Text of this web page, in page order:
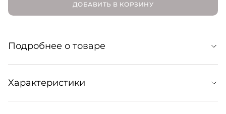
ДОБАВИТЬ В КОРЗИНУ
Подробнее о товаре
Стильные широкие джинсы «Фэллон» Fallon с высокой
посадкой. Без труда впишутся в базовый гардероб,
став основой множества комфортных образов на
Характеристики